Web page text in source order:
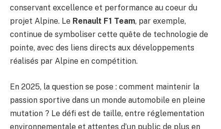
conservant excellence et performance au coeur du
projet Alpine. Le Renault F1 Team, par exemple,
continue de symboliser cette quête de technologie de
pointe, avec des liens directs aux développements
réalisés par Alpine en compétition.
En 2025, la question se pose : comment maintenir la
passion sportive dans un monde automobile en pleine
mutation ? Le défi est de taille, entre réglementation
environnementale et attentes d’un public de plus en